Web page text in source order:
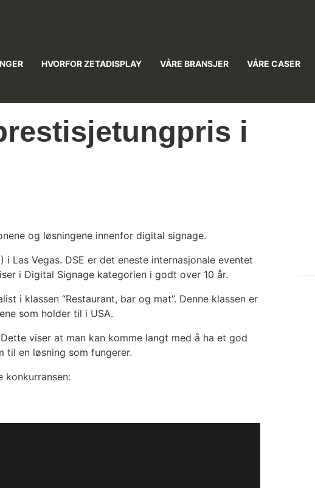
HVORFOR ZETADISPLAY VÅRE BRANSJER VÅRE CASER
i
og løsningene innenfor digital signage.
Las Vegas. DSE er det eneste internasjonale eventet
i Digital Signage kategorien i godt over 10 år.
i klassen “Restaurant, bar og mat”. Denne klassen er
som holder til i USA.
viser at man kan komme langt med å ha et god
til en løsning som fungerer.
konkurransen: